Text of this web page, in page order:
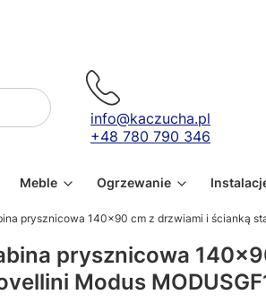
Szukaj
info@kaczucha.pl
+48 780 790 346
Meble Ogrzewanie
prysznicowa 140x90 cm z drzwiami i ścianką
prysznicowa
Modus